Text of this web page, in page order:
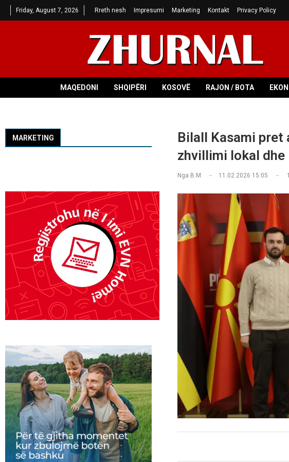
Friday, August 7, 2026 Rreth nesh Impresumi Marketing Kontakt Privacy Policy
MAQEDONI SHQIPËRI KOSOVË RAJON / BOTA
Bilall Kasami pret
zhvillimi lokal dhe
Nga B.M 11.02.2026 15:05
MARKETING